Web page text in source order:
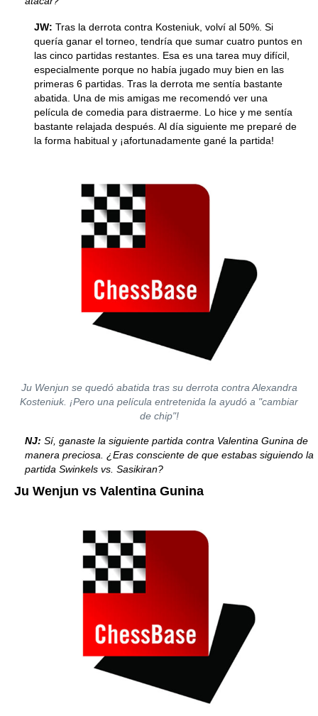
JW: Tras la derrota contra Kosteniuk, volví al 50%. Si
quería ganar el torneo, tendría que sumar cuatro puntos en
las cinco partidas restantes. Esa es una tarea muy difícil,
especialmente porque no había jugado muy bien en las
primeras 6 partidas. Tras la derrota me sentía bastante
abatida. Una de mis amigas me recomendó ver una
película de comedia para distraerme. Lo hice y me sentía
bastante relajada después. Al día siguiente me preparé de
la forma habitual y ¡afortunadamente gané la partida!
Ju Wenjun se quedó abatida tras su derrota contra Alexandra
Kosteniuk. ¡Pero una película entretenida la ayudó a "cambiar
de chip"!
NJ: Sí, ganaste la siguiente partida contra Valentina Gunina de
manera preciosa. ¿Eras consciente de que estabas siguiendo la
partida Swinkels vs. Sasikiran?
Ju Wenjun vs Valentina Gunina